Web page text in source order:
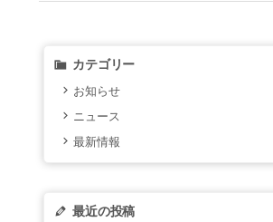
カテゴリー
お知らせ
ニュース
最新情報
最近の投稿